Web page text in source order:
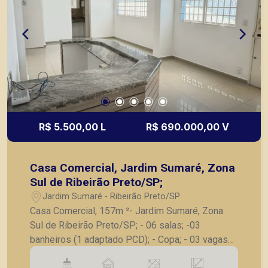
R$ 5.500,00 L R$ 690.000,00 V
Casa Comercial, Jardim Sumaré, Zona
Sul de Ribeirão Preto/SP;
Jardim Sumaré - Ribeirão Preto/SP
Casa Comercial, 157m ²- Jardim Sumaré, Zona
Sul de Ribeirão Preto/SP; - 06 salas; -03
banheiros (1 adaptado PCD); - Copa; - 03 vagas
de garagem frontais; - rampa de acesso. A